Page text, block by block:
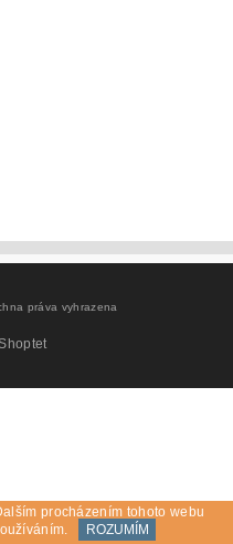
práva vyhrazena
procházením tohoto webu
ROZUMÍM